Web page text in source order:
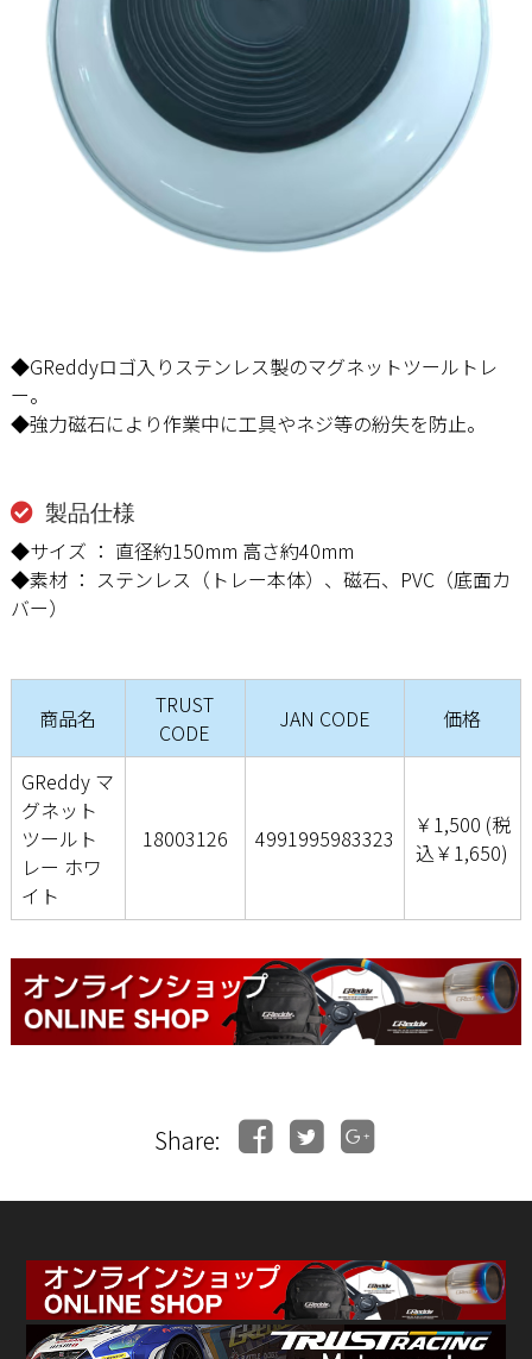
◆GReddyロゴ入りステンレス製のマグネットツールトレ
ー。
◆強力磁石により作業中に工具やネジ等の紛失を防止。
製品仕様
◆サイズ ： 直径約150mm 高さ約40mm
◆素材 ： ステンレス（トレー本体）、磁石、PVC（底面カ
バー）
商品名
TRUST
CODE
JAN CODE 価格
GReddy マ
グネット
ツールト
レー ホワ
イト
18003126 4991995983323
￥1,500 (税
込￥1,650)
Share: